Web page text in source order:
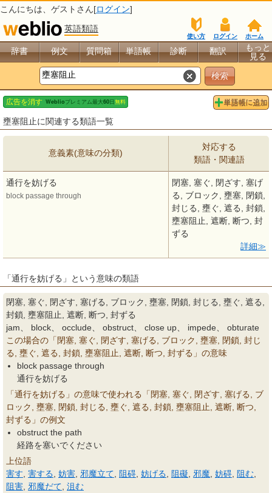
こんにちは、 ゲスト さん[ログイン]
英語類語
ホーム
ログイン
使い方
辞書 例文 質問箱 単語帳 診断 翻訳
もっと
見る
壅塞阻止に関連する類語一覧
意義素(意味の分類)
対応する
類語・関連語
通行を妨げる
block passage through
閉塞, 塞ぐ, 閉ざす, 塞げ
る, ブロック, 壅塞, 閉鎖,
封じる, 壅ぐ, 遮る, 封鎖,
壅塞阻止, 遮断, 断つ, 封
ずる
詳細
「通行を妨げる」という意味の類語
閉塞, 塞ぐ, 閉ざす, 塞げる, ブロック, 壅塞, 閉鎖, 封じる, 壅ぐ, 遮る,
封鎖, 壅塞阻止, 遮断, 断つ, 封ずる
jam、 block、 occlude、 obstruct、 close up、 impede、 obturate
この場合の「閉塞, 塞ぐ, 閉ざす, 塞げる, ブロック, 壅塞, 閉鎖, 封じ
る, 壅ぐ, 遮る, 封鎖, 壅塞阻止, 遮断, 断つ, 封ずる」の意味
block passage through
通行を妨げる
「通行を妨げる」の意味で使われる「閉塞, 塞ぐ, 閉ざす, 塞げる, ブ
ロック, 壅塞, 閉鎖, 封じる, 壅ぐ, 遮る, 封鎖, 壅塞阻止, 遮断, 断つ,
封ずる」の例文
obstruct the path
経路を塞いでください
上位語
害す 害する 妨害 邪魔立て 阻碍 妨げる 阻礙 邪魔 妨碍 阻む
阻害 邪魔だて 沮む